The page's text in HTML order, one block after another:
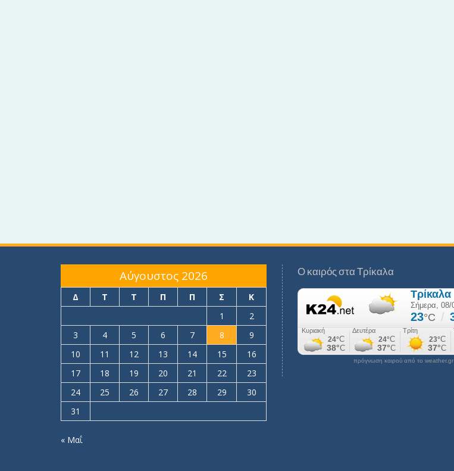
Αύγουστος 2026
Δ Τ Τ Π Π Σ
Κ
1
2
3
4 5 6 7 8
9
10
11 12 13 14 15
16
17
18 19 20 21 22
23
24
25 26 27 28 29
30
31
« Μαΐ
Ο καιρός στα Τρίκαλα
πρόγνωση καιρού από το weather.gr